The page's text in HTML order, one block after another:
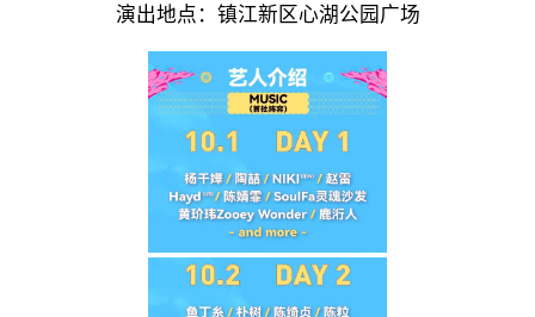
演出地点：镇江新区心湖公园广场